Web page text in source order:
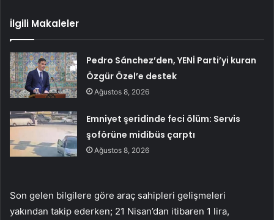
İlgili Makaleler
Pedro Sánchez’den, YENİ Parti’yi kuran
Özgür Özel’e destek
Ağustos 8, 2026
Emniyet şeridinde feci ölüm: Servis
şoförüne midibüs çarptı
Ağustos 8, 2026
Son gelen bilgilere göre araç sahipleri gelişmeleri
yakından takip ederken; 21 Nisan’dan itibaren 1 lira,